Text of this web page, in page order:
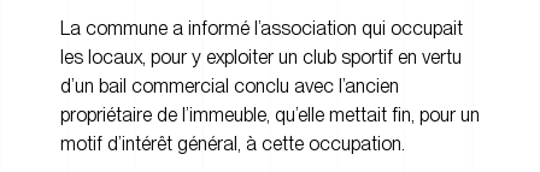
La commune a informé l’association qui occupait
les locaux, pour y exploiter un club sportif en vertu
d’un bail commercial conclu avec l’ancien
propriétaire de l’immeuble, qu’elle mettait fin, pour un
motif d’intérêt général, à cette occupation.